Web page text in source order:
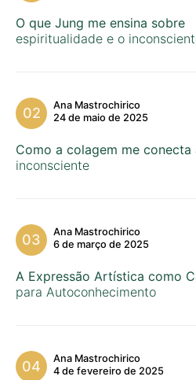
O que Jung me ensina sobre
espiritualidade e o
Ana Mastrochirico
24 de maio de 2025
Como a colagem me conecta
inconsciente
Ana Mastrochirico
6 de março de 2025
A Expressão Artística como
para Autoconhecimento
Ana Mastrochirico
4 de fevereiro de 2025